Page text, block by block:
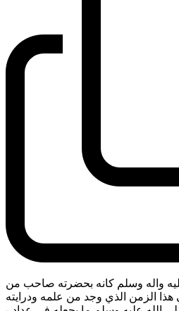
واله وسلم كانه بحضرته صاحب من
الزمن الذي وجد من علمه ودرايته